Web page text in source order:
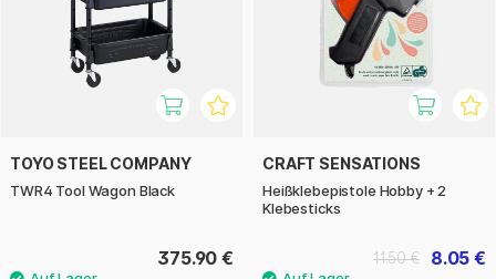
TOYO STEEL COMPANY
TWR4 Tool Wagon Black
375.90 €
CRAFT SENSATIONS
Heißklebepistole Hobby + 2
Klebesticks
8.05 €
11.50 €